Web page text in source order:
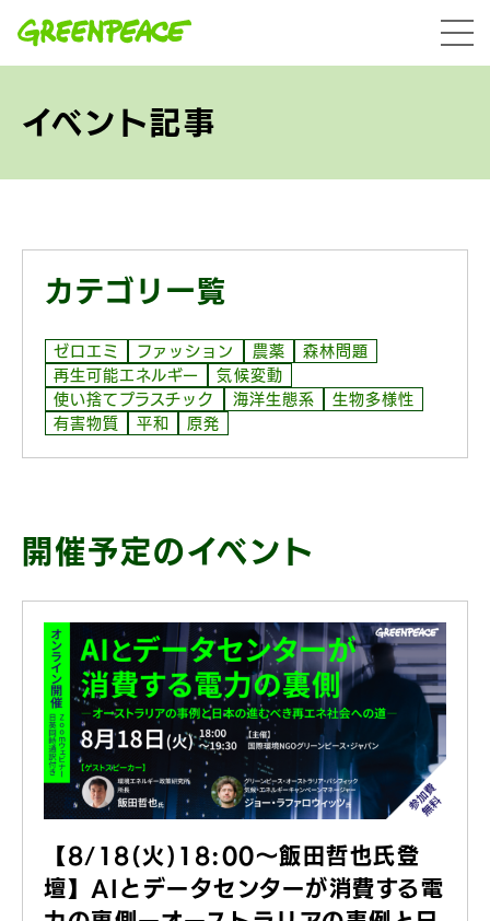
menu
イベント記事
カテゴリ一覧
ゼロエミ ファッション 農薬
森林問題
再生可能エネルギー
気候変動
使い捨てプラスチック
海洋生態系
生物多様性
有害物質
平和 原発
開催予定のイベント
【8/18(火)18:00〜飯田哲也氏登
壇】AIとデータセンターが消費する電